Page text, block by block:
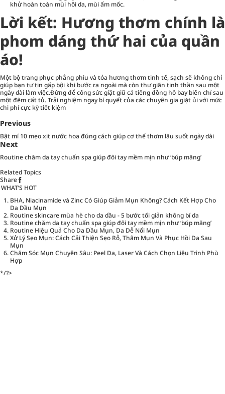
khử hoàn toàn mùi hôi da, mùi ẩm mốc.
Lời kết: Hương thơm chính là
phom dáng thứ hai của quần
áo!
Một bộ trang phục phẳng phiu và tỏa hương thơm tinh tế, sạch sẽ không chỉ
giúp bạn tự tin gấp bội khi bước ra ngoài mà còn thư giãn tinh thần sau một
ngày dài làm việc.Đừng để công sức giặt giũ cả tiếng đồng hồ bay biến chỉ sau
một đêm cất tủ. Trải nghiệm ngay bí quyết của các chuyên gia giặt ủi với mức
chi phí cực kỳ tiết kiệm
Previous
Bật mí 10 mẹo xịt nước hoa đúng cách giúp cơ thể thơm lâu suốt ngày dài
Next
Routine chăm da tay chuẩn spa giúp đôi tay mềm mịn như ‘búp măng’
Related Topics
Share
WHAT’S HOT
BHA, Niacinamide và Zinc Có Giúp Giảm Mụn Không? Cách Kết Hợp Cho
Da Dầu Mụn
Routine skincare mùa hè cho da dầu - 5 bước tối giản không bí da
Routine chăm da tay chuẩn spa giúp đôi tay mềm mịn như ‘búp măng’
Routine Hiệu Quả Cho Da Dầu Mụn, Da Dễ Nổi Mụn
Xử Lý Sẹo Mụn: Cách Cải Thiện Sẹo Rỗ, Thâm Mụn Và Phục Hồi Da Sau
Mụn
Chăm Sóc Mụn Chuyên Sâu: Peel Da, Laser Và Cách Chọn Liệu Trình Phù
Hợp
*/?>